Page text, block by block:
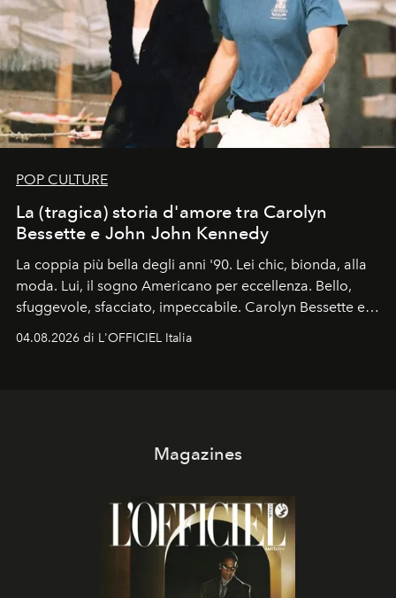
POP CULTURE
La (tragica) storia d'amore tra Carolyn
Bessette e John John Kennedy
La coppia più bella degli anni '90. Lei chic, bionda, alla
moda. Lui, il sogno Americano per eccellenza. Bello,
sfuggevole, sfacciato, impeccabile. Carolyn Bessette e
04.08.2026 di L'OFFICIEL Italia
Magazines